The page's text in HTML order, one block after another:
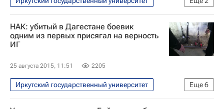
Российский государственный гуманитарный университет
Московский авиационный институт
Мордовский государственный университет
Высшая школа экономики (ВШЭ)
Наука
Россия
НАК: убитый в Дагестане боевик
одним из первых присягал на верность
ИГ
25 августа 2015, 11:51 2205
Еще6
Иркутский государственный университет
Происшествия
Республика Дагестан